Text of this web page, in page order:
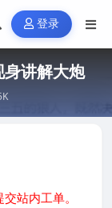
登录
讲解大炮
站内工单。